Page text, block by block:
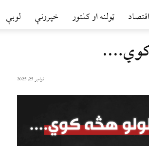
اقتصاد ټولنه او کلتور خپرونې لوبې
کوي….
نوامبر 25, 2025